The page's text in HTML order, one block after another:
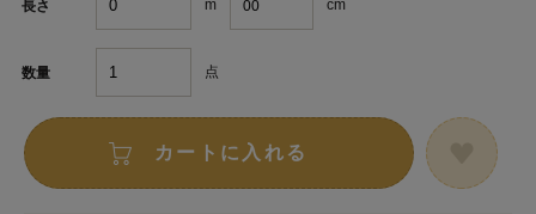
長さ m cm
数量 点
カートに入れる